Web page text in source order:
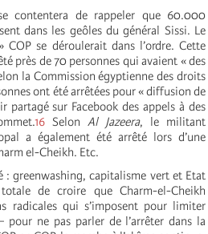
contentera de rappeler que 60.000
dans les geôles du général Sissi. Le
se déroulerait dans l’ordre. Cette
près de 70 personnes qui avaient « des
la Commission égyptienne des droits
ont été arrêtées pour « diffusion de
partagé sur Facebook des appels à des
16 Selon Al Jazeera, le militant
a également été arrêté lors d’une
el-Cheikh. Etc.
: greenwashing, capitalisme vert et Etat
de croire que Charm-el-Cheikh
radicales qui s’imposent pour limiter
pour ne pas parler de l’arrêter dans la